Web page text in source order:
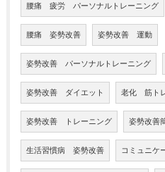
腰痛 疲労 パーソナルトレーニング
腰痛 姿勢改善 姿勢改善 運動
姿勢改善 パーソナルトレーニング
姿勢改善 ダイエット 老化 筋ト
姿勢改善 トレーニング 姿勢改善
生活習慣病 姿勢改善 コミュニケ